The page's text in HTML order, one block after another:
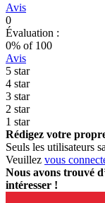
Avis
0
Évaluation :
0% of 100
Avis
5 star
4 star
3 star
2 star
1 star
Rédigez votre
Seuls les utilisateurs
Veuillez vous
Nous avons trouvé
intéresser !